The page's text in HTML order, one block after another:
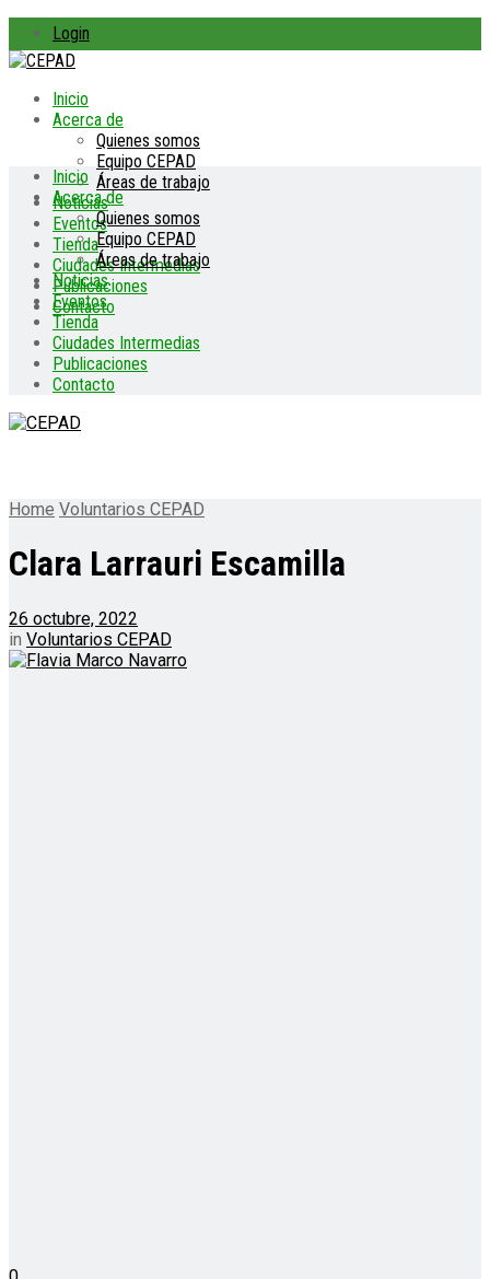
Login
Inicio
Acerca de
Quienes somos
Equipo CEPAD
Áreas de trabajo
Noticias
Eventos
Tienda
Ciudades Intermedias
Publicaciones
Contacto
Inicio
Acerca de
Quienes somos
Equipo CEPAD
Áreas de trabajo
Noticias
Eventos
Tienda
Ciudades Intermedias
Publicaciones
Contacto
Home Voluntarios CEPAD
Clara Larrauri Escamilla
26 octubre, 2022
in Voluntarios CEPAD